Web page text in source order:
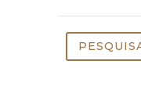
Pesquisar
por: